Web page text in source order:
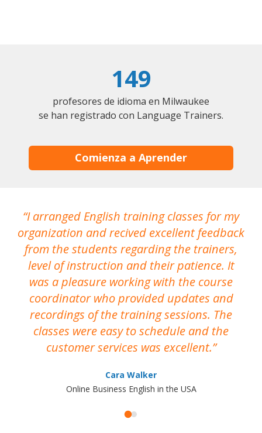
149
profesores de idioma en Milwaukee
se han registrado con Language Trainers.
Comienza a Aprender
I arranged English training classes for my
organization and recived excellent feedback
from the students regarding the trainers,
level of instruction and their patience. It
was a pleasure working with the course
coordinator who provided updates and
recordings of the training sessions. The
classes were easy to schedule and the
customer services was excellent.
Cara Walker
Online Business English in the USA